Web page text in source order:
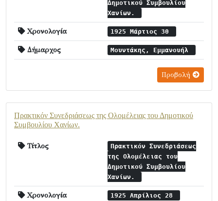
Δημοτικού Συμβουλίου
Χανίων.
Χρονολογία 1925 Μάρτιος 30
Δήμαρχος Μουντάκης, Εμμανουήλ
Προβολή
Πρακτικόν Συνεδριάσεως της Ολομέλειας του Δημοτικού
Συμβουλίου Χανίων.
Τίτλος
Πρακτικόν Συνεδριάσεως
της Ολομέλειας του
Δημοτικού Συμβουλίου
Χανίων.
Χρονολογία 1925 Απρίλιος 28